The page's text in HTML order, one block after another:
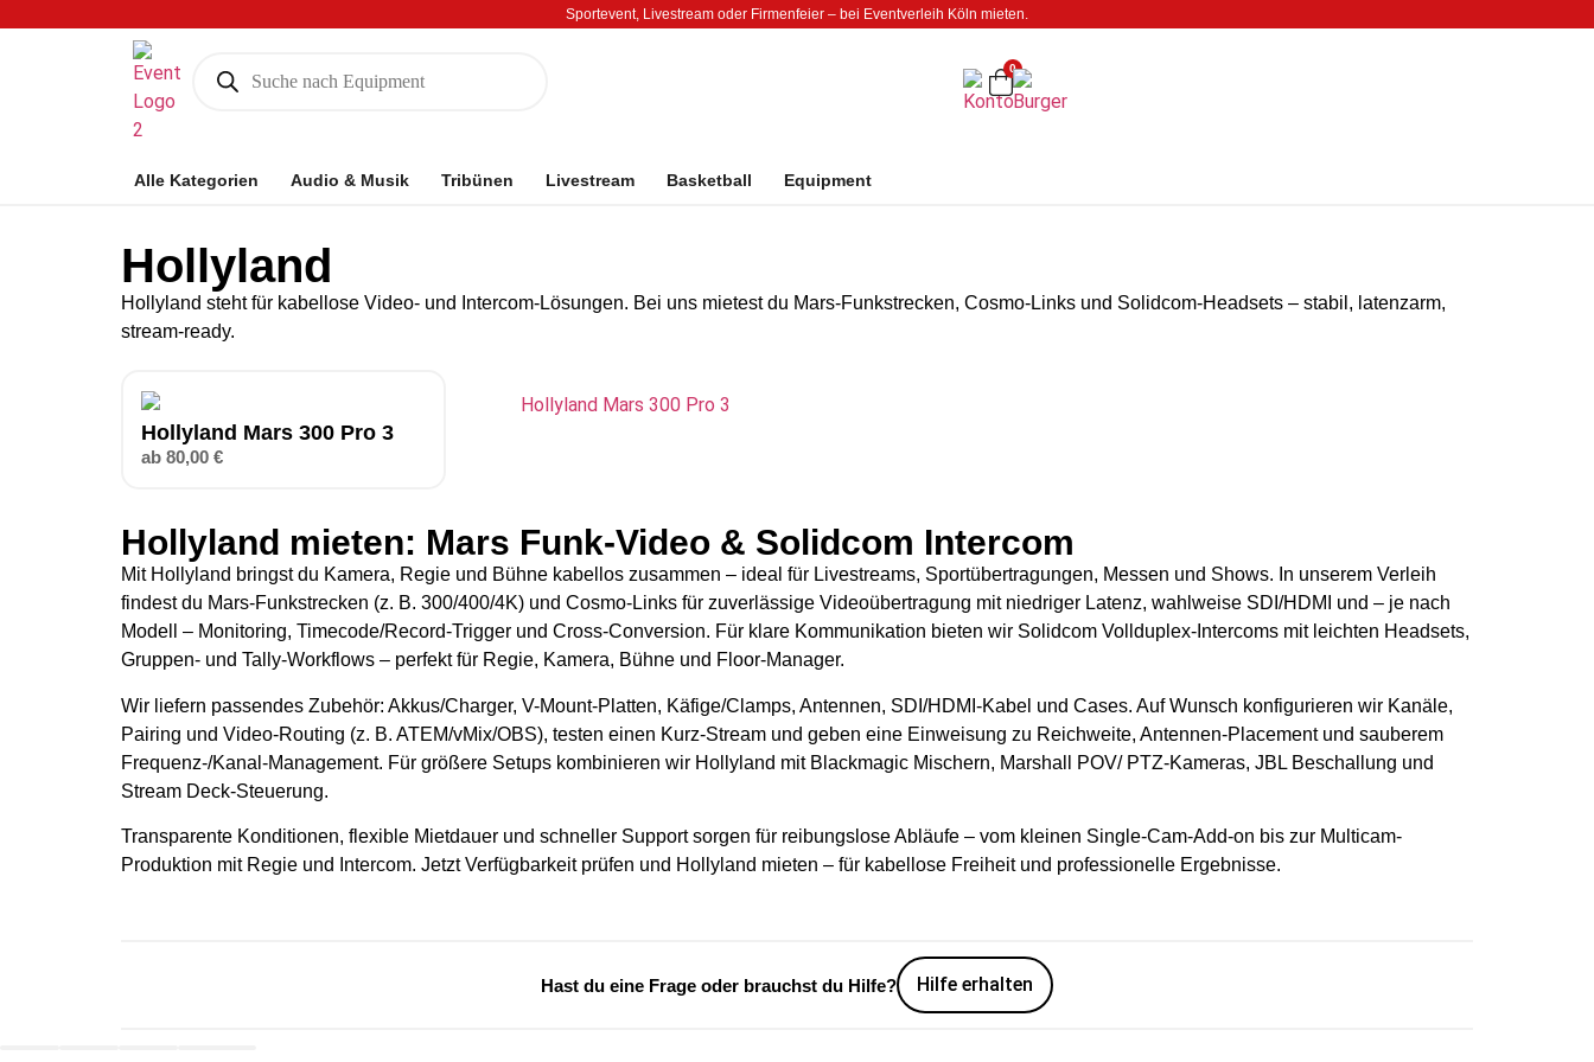
Sportevent, Livestream oder Firmenfeier – bei Eventverleih Köln mieten.
0
Alle Kategorien Audio & Musik Tribünen Livestream Basketball Equipment
Hollyland
Hollyland steht für kabellose Video- und Intercom-Lösungen. Bei uns mietest du Mars-Funkstrecken, Cosmo-Links und Solidcom-Headsets – stabil, latenzarm,
stream-ready.
Hollyland Mars 300 Pro 3
ab 80,00 €
Hollyland mieten: Mars Funk-Video & Solidcom Intercom
Mit Hollyland bringst du Kamera, Regie und Bühne kabellos zusammen – ideal für Livestreams, Sportübertragungen, Messen und Shows. In unserem Verleih
findest du Mars-Funkstrecken (z. B. 300/400/4K) und Cosmo-Links für zuverlässige Videoübertragung mit niedriger Latenz, wahlweise SDI/HDMI und – je nach
Modell – Monitoring, Timecode/Record-Trigger und Cross-Conversion. Für klare Kommunikation bieten wir Solidcom Vollduplex-Intercoms mit leichten Headsets,
Gruppen- und Tally-Workflows – perfekt für Regie, Kamera, Bühne und Floor-Manager.
Wir liefern passendes Zubehör: Akkus/Charger, V-Mount-Platten, Käfige/Clamps, Antennen, SDI/HDMI-Kabel und Cases. Auf Wunsch konfigurieren wir Kanäle,
Pairing und Video-Routing (z. B. ATEM/vMix/OBS), testen einen Kurz-Stream und geben eine Einweisung zu Reichweite, Antennen-Placement und sauberem
Frequenz-/Kanal-Management. Für größere Setups kombinieren wir Hollyland mit Blackmagic Mischern, Marshall POV/ PTZ-Kameras, JBL Beschallung und
Stream Deck-Steuerung.
Transparente Konditionen, flexible Mietdauer und schneller Support sorgen für reibungslose Abläufe – vom kleinen Single-Cam-Add-on bis zur Multicam-
Produktion mit Regie und Intercom. Jetzt Verfügbarkeit prüfen und Hollyland mieten – für kabellose Freiheit und professionelle Ergebnisse.
Hast du eine Frage oder brauchst du Hilfe? Hilfe erhalten